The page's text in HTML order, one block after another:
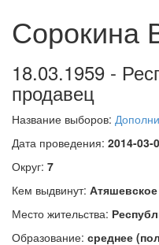
Сорокина
18.03.1959 -
продавец
Название выборов:
Дата проведения: 2014-03-
Округ: 7
Кем выдвинут:
Место жительства:
Образование: среднее